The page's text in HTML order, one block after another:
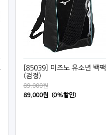
[85039] 미즈노 유소년 백팩
(검정)
89,000원
89,000원 (0%할인)